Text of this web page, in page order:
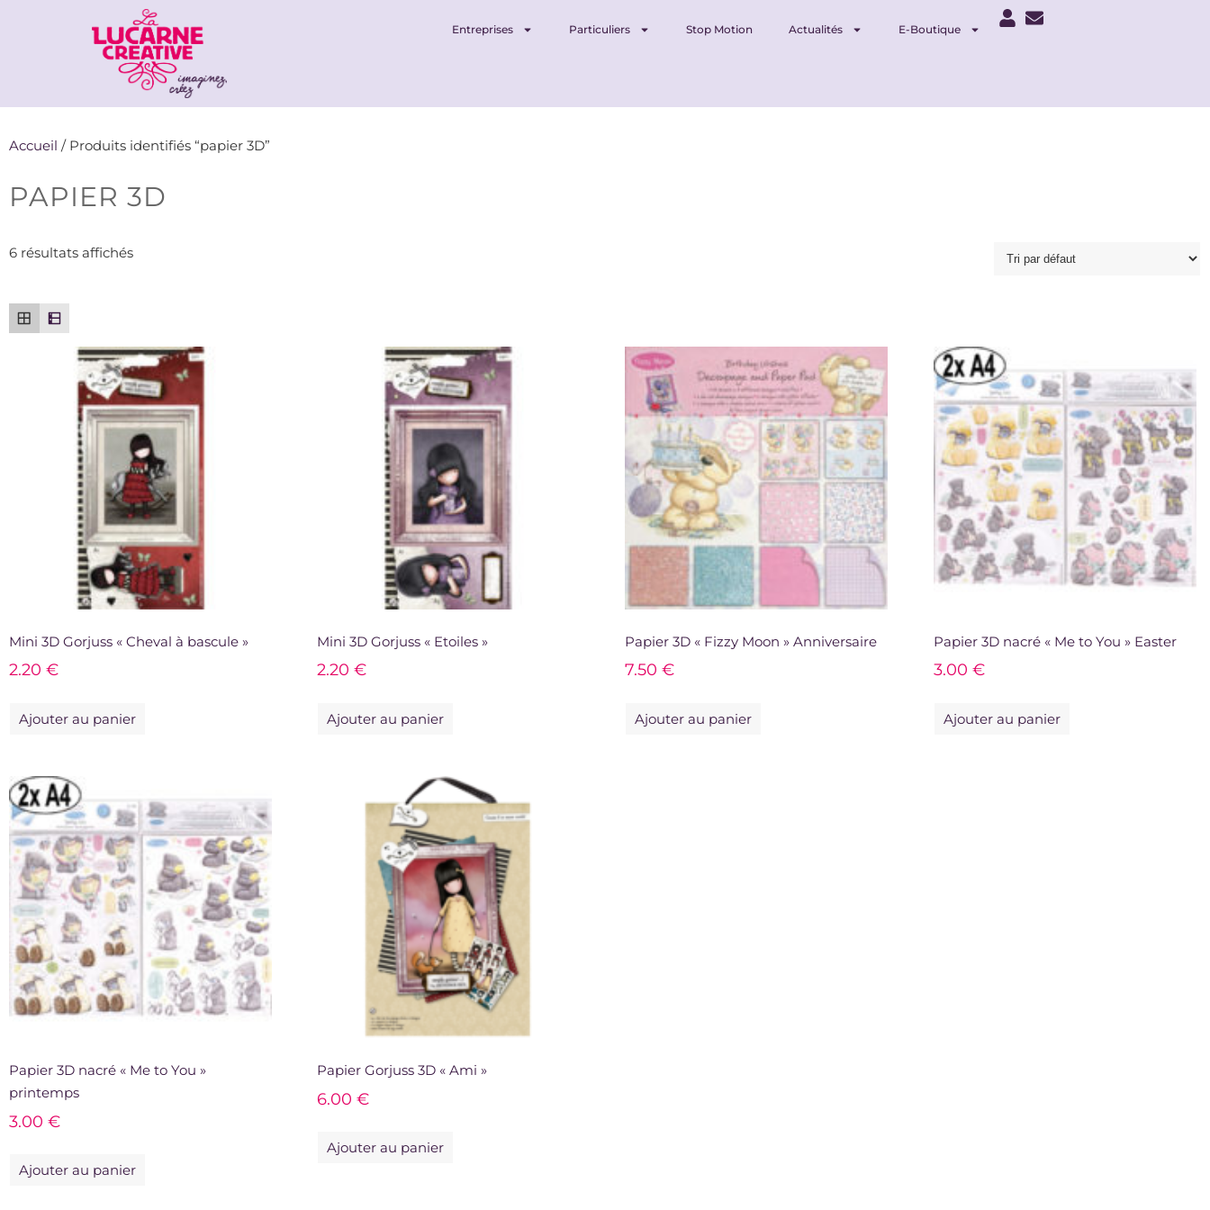
Entreprises Particuliers Stop Motion Actualités E-Boutique
Accueil / Produits identifiés “papier 3D”
PAPIER 3D
6 résultats affichés
Mini 3D Gorjuss « Cheval à bascule »
2.20 €
Ajouter au panier
Mini 3D Gorjuss « Etoiles »
2.20€
Ajouter au panier
Papier 3D « Fizzy Moon » Anniversaire
7.50€
Ajouter au panier
Papier 3D nacré « Me to You » Easter
3.00 €
Ajouter au panier
Papier 3D nacré « Me to You »
printemps
3.00 €
Ajouter au panier
Papier Gorjuss 3D « Ami »
6.00€
Ajouter au panier